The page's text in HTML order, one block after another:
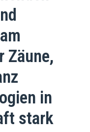
Zäune,
in
stark